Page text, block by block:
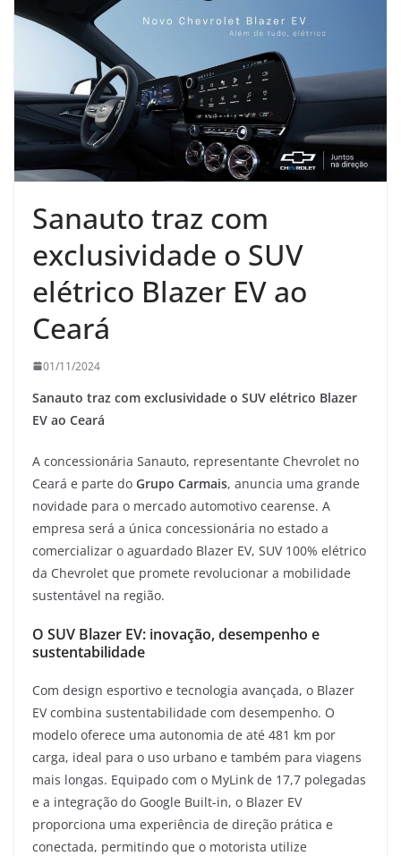
Sanauto traz com
exclusividade o SUV
elétrico Blazer EV ao
Ceará
01/11/2024
Sanauto traz com exclusividade o SUV elétrico Blazer
EV ao Ceará
A concessionária Sanauto, representante Chevrolet no
Ceará e parte do Grupo Carmais, anuncia uma grande
novidade para o mercado automotivo cearense. A
empresa será a única concessionária no estado a
comercializar o aguardado Blazer EV, SUV 100% elétrico
da Chevrolet que promete revolucionar a mobilidade
sustentável na região.
O SUV Blazer EV: inovação, desempenho e
sustentabilidade
Com design esportivo e tecnologia avançada, o Blazer
EV combina sustentabilidade com desempenho. O
modelo oferece uma autonomia de até 481 km por
carga, ideal para o uso urbano e também para viagens
mais longas. Equipado com o MyLink de 17,7 polegadas
e a integração do Google Built-in, o Blazer EV
proporciona uma experiência de direção prática e
conectada, permitindo que o motorista utilize